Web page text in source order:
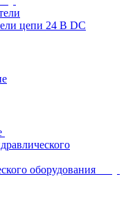
цепи 24 В DC
оборудования